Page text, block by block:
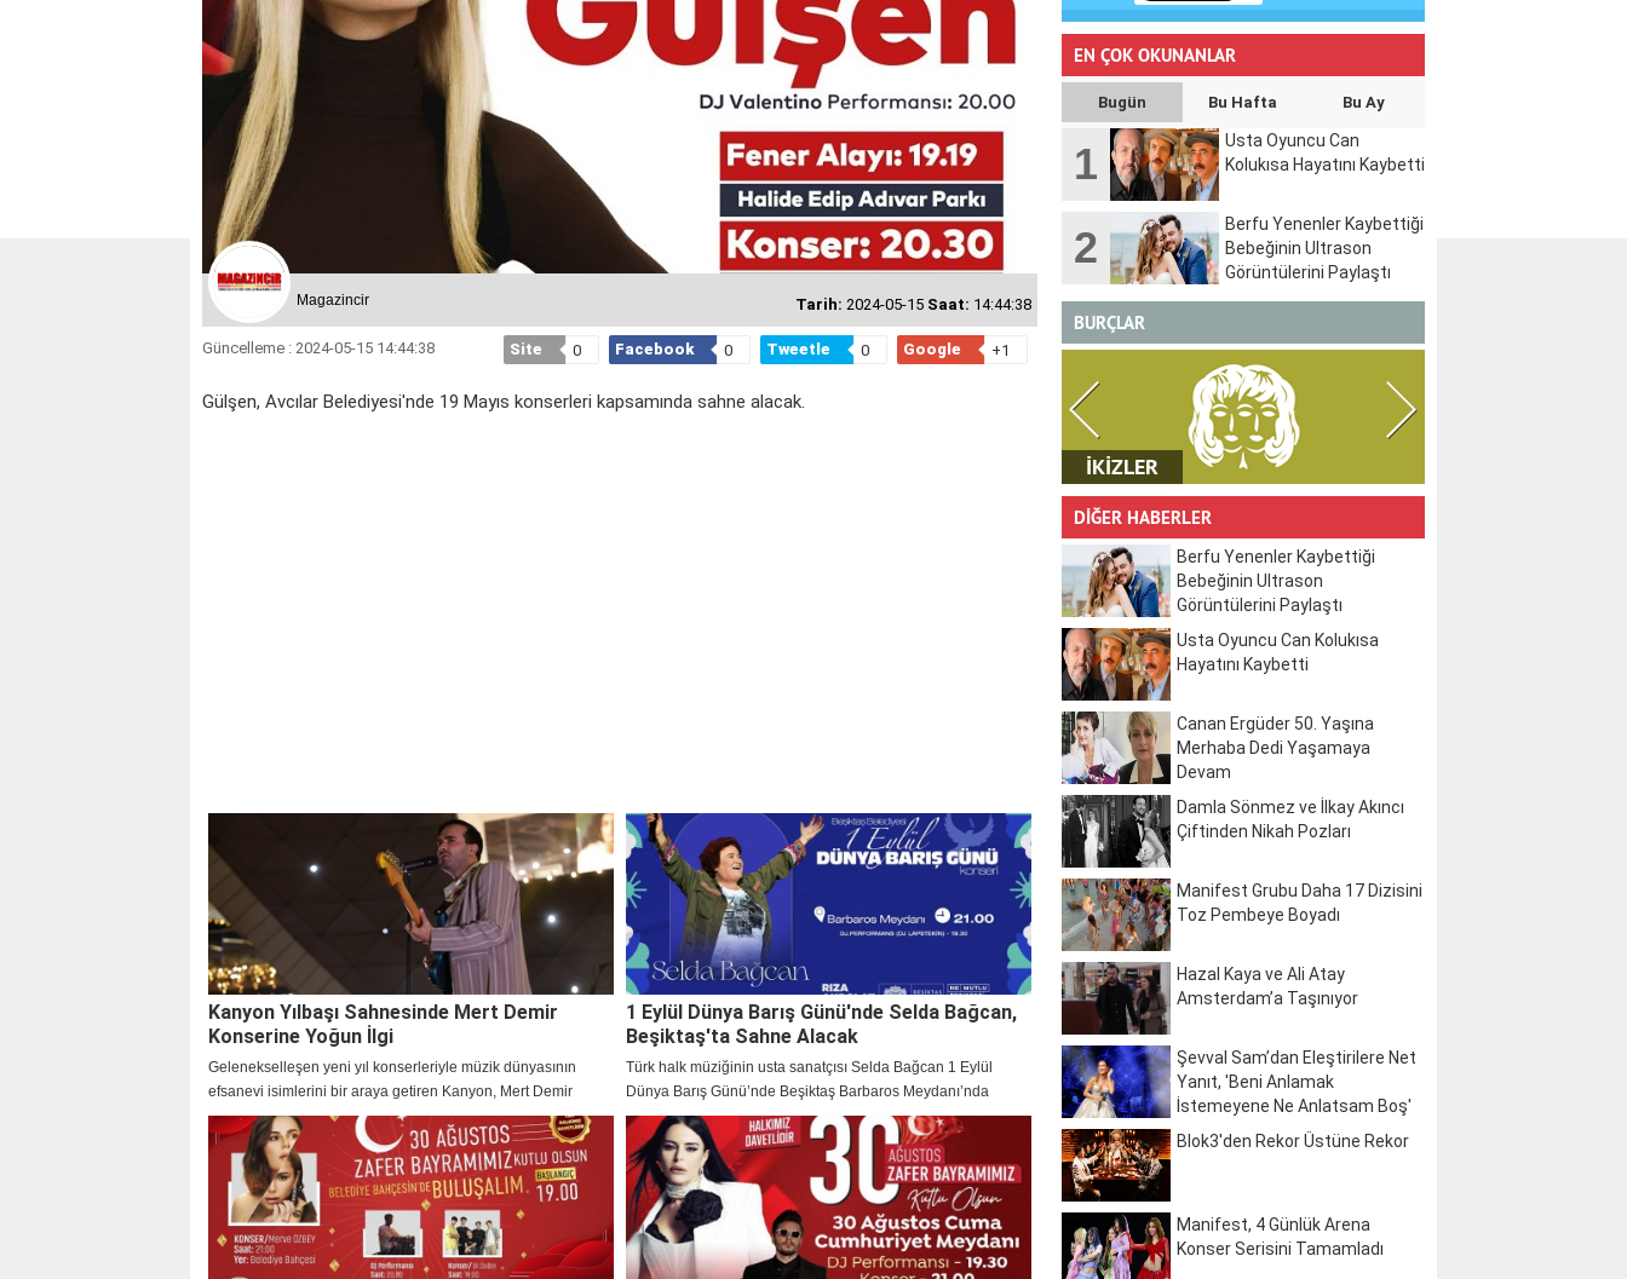
Magazincir Tarih: 2024-05-15 Saat: 14:44:38
Güncelleme : 2024-05-15 14:44:38 Site 0 Facebook 0 Tweetle 0 Google +1
Gülşen, Avcılar Belediyesi'nde 19 Mayıs konserleri kapsamında sahne alacak.
Kanyon Yılbaşı Sahnesinde Mert Demir
Konserine Yoğun İlgi
Gelenekselleşen yeni yıl konserleriyle müzik dünyasının
efsanevi isimlerini bir araya getiren Kanyon, Mert Demir
konseriyle misafirlerine eşsiz anlar yaşattı!
1 Eylül Dünya Barış Günü'nde Selda Bağcan,
Beşiktaş'ta Sahne Alacak
Türk halk müziğinin usta sanatçısı Selda Bağcan 1 Eylül
Dünya Barış Günü’nde Beşiktaş Barbaros Meydanı’nda
muhteşem bir konser verecek.
EN ÇOK OKUNANLAR
Bugün Bu Hafta Bu Ay
1
Usta Oyuncu Can
Kolukısa Hayatını Kaybetti
2
Berfu Yenenler Kaybettiği
Bebeğinin Ultrason
Görüntülerini Paylaştı
BURÇLAR
YENGEÇ
DİĞER HABERLER
Berfu Yenenler Kaybettiği
Bebeğinin Ultrason
Görüntülerini Paylaştı
Usta Oyuncu Can Kolukısa
Hayatını Kaybetti
Canan Ergüder 50. Yaşına
Merhaba Dedi Yaşamaya
Devam
Damla Sönmez ve İlkay Akıncı
Çiftinden Nikah Pozları
Manifest Grubu Daha 17 Dizisini
Toz Pembeye Boyadı
Hazal Kaya ve Ali Atay
Amsterdam’a Taşınıyor
Şevval Sam’dan Eleştirilere Net
Yanıt, 'Beni Anlamak
İstemeyene Ne Anlatsam Boş'
Blok3'den Rekor Üstüne Rekor
Manifest, 4 Günlük Arena
Konser Serisini Tamamladı